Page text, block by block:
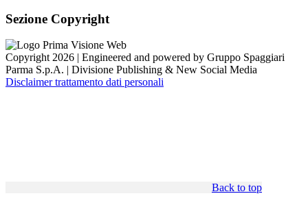
Sezione Copyright
Copyright 2026 | Engineered and powered by Gruppo Spaggiari
Parma S.p.A. | Divisione Publishing & New Social Media
Disclaimer trattamento dati personali
Back to top